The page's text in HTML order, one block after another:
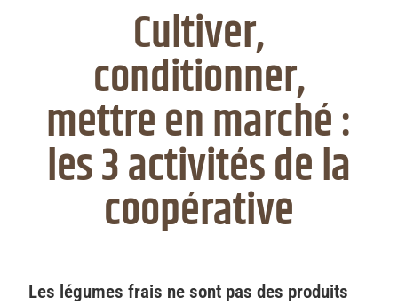
Cultiver,
conditionner,
mettre en marché :
les 3 activités de la
coopérative
Les légumes frais ne sont pas des produits